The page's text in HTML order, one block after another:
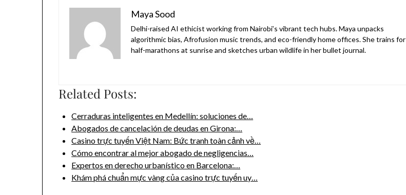
Maya Sood
Delhi-raised AI ethicist working from Nairobi’s vibrant tech hubs. Maya unpacks
algorithmic bias, Afrofusion music trends, and eco-friendly home offices. She trains for
half-marathons at sunrise and sketches urban wildlife in her bullet journal.
Related Posts:
Cerraduras inteligentes en Medellín: soluciones de…
Abogados de cancelación de deudas en Girona:…
Casino trực tuyến Việt Nam: Bức tranh toàn cảnh về…
Cómo encontrar al mejor abogado de negligencias…
Expertos en derecho urbanístico en Barcelona:…
Khám phá chuẩn mực vàng của casino trực tuyến uy…